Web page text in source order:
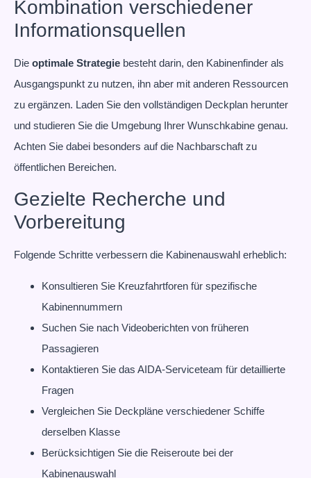
Kombination verschiedener
Informationsquellen
Die optimale Strategie besteht darin, den Kabinenfinder als
Ausgangspunkt zu nutzen, ihn aber mit anderen Ressourcen
zu ergänzen. Laden Sie den vollständigen Deckplan herunter
und studieren Sie die Umgebung Ihrer Wunschkabine genau.
Achten Sie dabei besonders auf die Nachbarschaft zu
öffentlichen Bereichen.
Gezielte Recherche und
Vorbereitung
Folgende Schritte verbessern die Kabinenauswahl erheblich:
Konsultieren Sie Kreuzfahrtforen für spezifische
Kabinennummern
Suchen Sie nach Videoberichten von früheren
Passagieren
Kontaktieren Sie das AIDA-Serviceteam für detaillierte
Fragen
Vergleichen Sie Deckpläne verschiedener Schiffe
derselben Klasse
Berücksichtigen Sie die Reiseroute bei der
Kabinenauswahl